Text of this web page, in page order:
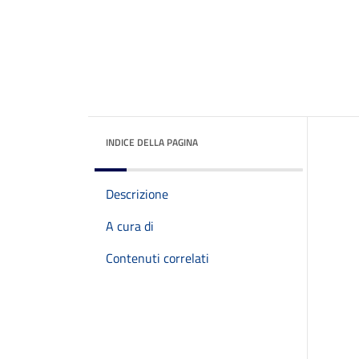
INDICE DELLA PAGINA
Descrizione
A cura di
Contenuti correlati